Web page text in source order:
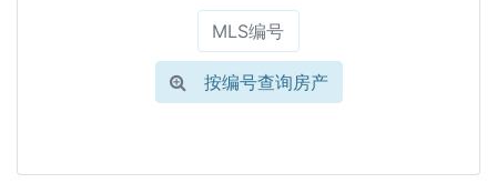
按编号查询房产